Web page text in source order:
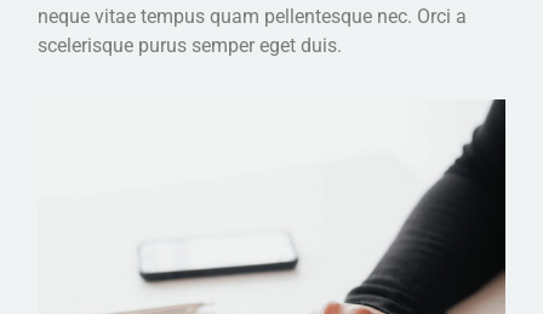
neque vitae tempus quam pellentesque nec. Orci a
scelerisque purus semper eget duis.